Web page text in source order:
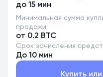
до 15 мин
Минимальная сумма
продажи
от 0.2 BTC
Срок зачисления
До 10 мин
Купить